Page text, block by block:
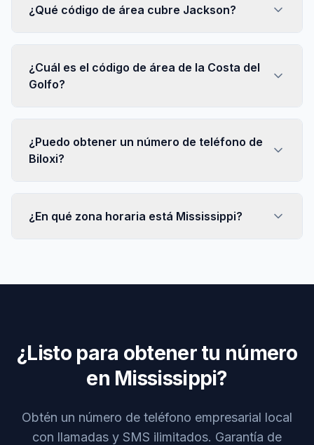
¿Qué código de área cubre Jackson?
¿Cuál es el código de área de la Costa del
Golfo?
¿Puedo obtener un número de teléfono de
Biloxi?
¿En qué zona horaria está Mississippi?
¿Listo para obtener tu número
en Mississippi?
Obtén un número de teléfono empresarial local
con llamadas y SMS ilimitados. Garantía de